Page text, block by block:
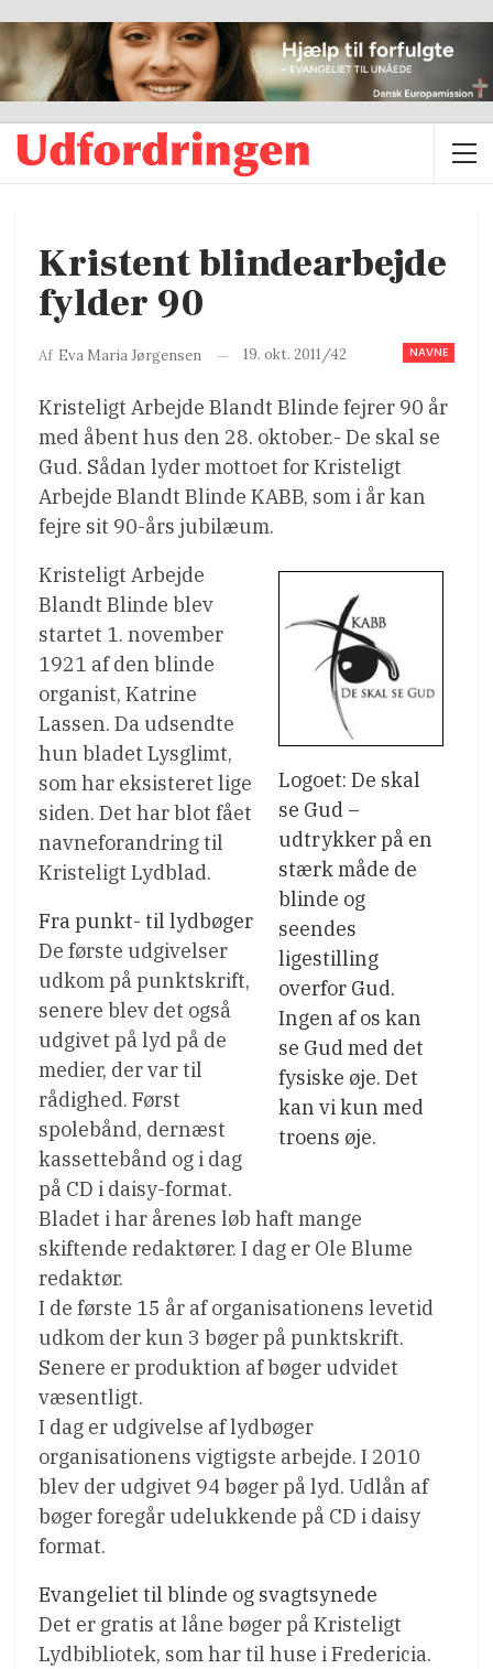
Kristent blindearbejde
fylder 90
NAVNE
Af Eva Maria Jørgensen 19. okt. 2011/42
Kristeligt Arbejde Blandt Blinde fejrer 90 år
med åbent hus den 28. oktober.- De skal se
Gud. Sådan lyder mottoet for Kristeligt
Arbejde Blandt Blinde KABB, som i år kan
fejre sit 90-års jubilæum.
Logoet: De skal
se Gud –
udtrykker på en
stærk måde de
blinde og
seendes
ligestilling
overfor Gud.
Ingen af os kan
se Gud med det
fysiske øje. Det
kan vi kun med
troens øje.
Kristeligt Arbejde
Blandt Blinde blev
startet 1. november
1921 af den blinde
organist, Katrine
Lassen. Da udsendte
hun bladet Lysglimt,
som har eksisteret lige
siden. Det har blot fået
navneforandring til
Kristeligt Lydblad.
Fra punkt- til lydbøger
De første udgivelser
udkom på punktskrift,
senere blev det også
udgivet på lyd på de
medier, der var til
rådighed. Først
spolebånd, dernæst
kassettebånd og i dag
på CD i daisy-format.
Bladet i har årenes løb haft mange
skiftende redaktører. I dag er Ole Blume
redaktør.
I de første 15 år af organisationens levetid
udkom der kun 3 bøger på punktskrift.
Senere er produktion af bøger udvidet
væsentligt.
I dag er udgivelse af lydbøger
organisationens vigtigste arbejde. I 2010
blev der udgivet 94 bøger på lyd. Udlån af
bøger foregår udelukkende på CD i daisy
format.
Evangeliet til blinde og svagtsynede
Det er gratis at låne bøger på Kristeligt
Lydbibliotek, som har til huse i Fredericia.